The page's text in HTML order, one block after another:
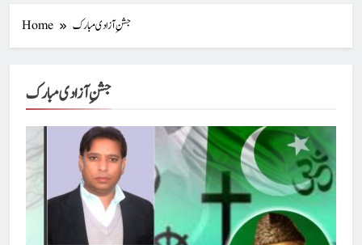
Home جشنِ آزادی مبارک
جشنِ آزادی مبارک